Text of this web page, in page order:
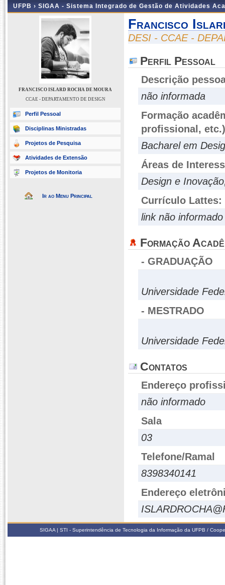
UFPB › SIGAA - Sistema Integrado de Gestão de Atividades
FRANCISCO ISLARD ROCHA DE MOURA
CCAE - DEPARTAMENTO DE DESIGN
Perfil Pessoal
Disciplinas Ministradas
Projetos de Pesquisa
Atividades de Extensão
Projetos de Monitoria
Ir ao Menu Principal
Francisco
DESI - CCAE -
Perfil Pessoal
Descrição
não informada
Formação
profissional, etc.)
Bacharel em
Áreas de
Design e
Currículo Lattes:
link não informado
Formação
- GRADUAÇÃO
Universidade
- MESTRADO
Universidade
Contatos
Endereço
não informado
Sala
03
Telefone/Ramal
8398340141
Endereço
SIGAA | STI - Superintendência de Tecnologia da Informação da UFPB /